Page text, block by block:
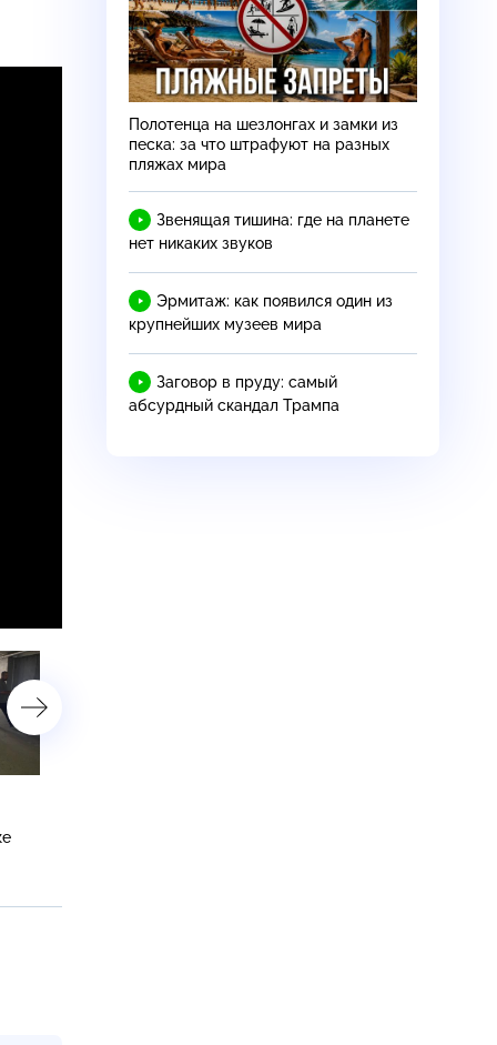
Полотенца на шезлонгах и замки из
песка: за что штрафуют на разных
пляжах мира
Звенящая тишина: где на планете
нет никаких звуков
Эрмитаж: как появился один из
крупнейших музеев мира
Заговор в пруду: самый
абсурдный скандал Трампа